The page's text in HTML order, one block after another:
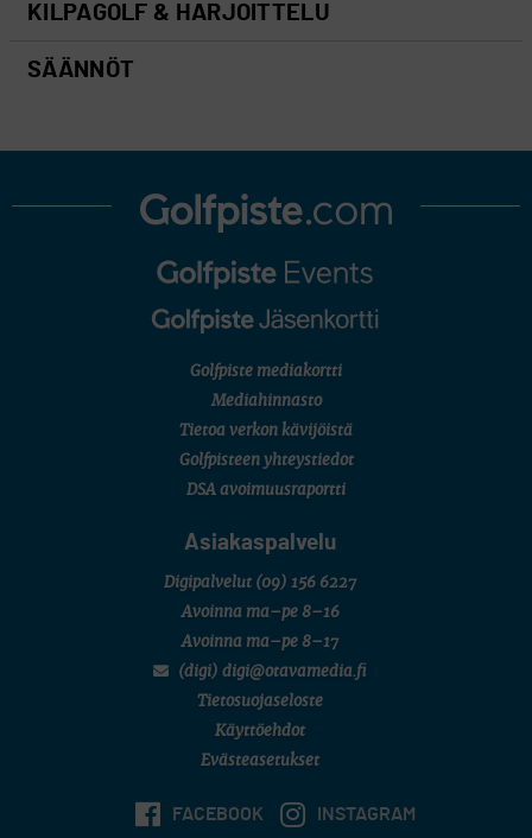
KILPAGOLF & HARJOITTELU
SÄÄNNÖT
Golfpiste mediakortti
Mediahinnasto
Tietoa verkon kävijöistä
Golfpisteen yhteystiedot
DSA avoimuusraportti
Asiakaspalvelu
Digipalvelut (09) 156 6227
Avoinna ma–pe 8–16
Avoinna ma–pe 8–17
(digi) digi@otavamedia.fi
Tietosuojaseloste
Käyttöehdot
Evästeasetukset
FACEBOOK INSTAGRAM